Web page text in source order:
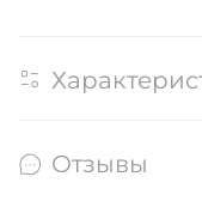
Отзывы